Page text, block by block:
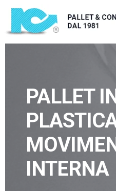
PALLET
INTERNA